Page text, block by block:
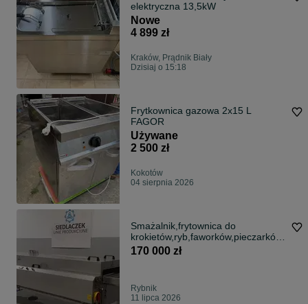
elektryczna 13,5kW
Nowe
4 899 zł
Kraków, Prądnik Biały
Dzisiaj o 15:18
Frytkownica gazowa 2x15 L
FAGOR
Używane
2 500 zł
Kokotów
04 sierpnia 2026
Smażalnik,frytownica do
krokietów,ryb,faworków,pieczarków.
400×2700
170 000 zł
Rybnik
11 lipca 2026